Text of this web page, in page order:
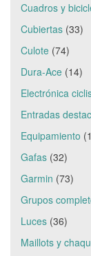
Cuadros y
Cubiertas (33)
Culote (74)
Dura-Ace (14)
Electrónica
Entradas
Equipamiento
Gafas (32)
Garmin (73)
Grupos
Luces (36)
Maillots y